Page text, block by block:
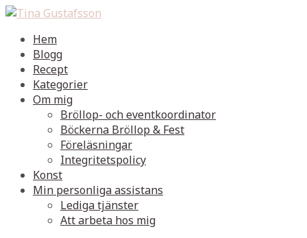
Hem
Blogg
Recept
Kategorier
Om mig
Bröllop- och eventkoordinator
Böckerna Bröllop & Fest
Föreläsningar
Integritetspolicy
Konst
Min personliga assistans
Lediga tjänster
Att arbeta hos mig